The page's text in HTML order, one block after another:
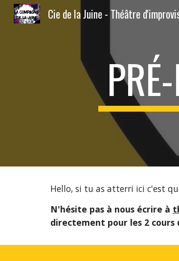
Hello, si tu as atterri ici c'est
N'hésite pas à nous écrire à
directement pour les 2 cours